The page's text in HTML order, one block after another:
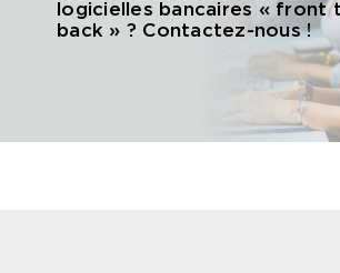
logicielles bancaires « front
back » ? Contactez-nous !